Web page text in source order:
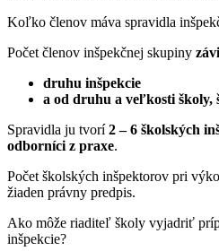
Koľko členov máva spravidla
Počet členov inšpekčnej skupiny
druhu inšpekcie
a od druhu a veľkosti školy,
Spravidla ju tvorí2 – 6 školských
odborníci z praxe.
Počet školských inšpektorov pri
žiaden právny predpis.
Ako môže riaditeľ školy vyjadriť
inšpekcie?